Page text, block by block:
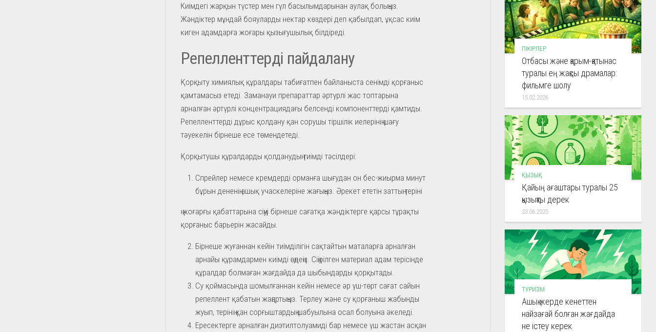
Киімдегі жарқын түстер мен гүл басылымдарынан аулақ болыңыз.
Жәндіктер мұндай бояуларды нектар көздері деп қабылдап, ұқсас киім
киген адамдарға жоғары қызығушылық білдіреді.
Репелленттерді пайдалану
Қорқыту химиялық құралдары табиғатпен байланыста сенімді қорғаныс
қамтамасыз етеді. Заманауи препараттар әртүрлі жас топтарына
арналған әртүрлі концентрациядағы белсенді компоненттерді қамтиды.
Репелленттерді дұрыс қолдану қан сорушы тіршілік иелерінің шағу
тәуекелін бірнеше есе төмендетеді.
Қорқытушы құралдарды қолданудың тиімді тәсілдері:
Спрейлер немесе кремдерді орманға шығудан он бес-жиырма минут
бұрын дененің ашық учаскелеріне жағыңыз. Әрекет ететін заттың теріні
ң жоғарғы қабаттарына сіңуі бірнеше сағатқа жәндіктерге қарсы тұрақты
қорғаныс барьерін жасайды.
Бірнеше жуғаннан кейін тиімділігін сақтайтын маталарға арналған
арнайы құрамдармен киімді өңдеңіз. Сіңірілген материал адам терісінде
құралдар болмаған жағдайда да шыбындарды қорқытады.
Су қоймасында шомылғаннан кейін немесе әр үш-төрт сағат сайын
репеллент қабатын жаңартыңыз. Терлеу және су қорғаныш жабынды
жуып, терінің қан сорғыштардың шабуылына осал болуына әкеледі.
Ересектерге арналған диэтилтолуамиді бар немесе үш жастан асқан
ПІКІРЛЕР
Отбасы және қарым-қатынас
туралы ең жақсы драмалар:
фильмге шолу
15.02.2026
ҚЫЗЫҚ
Қайың ағаштары туралы 25
қызықты дерек
23.06.2025
ТУРИЗМ
Ашық жерде кенеттен
найзағай болған жағдайда
не істеу керек